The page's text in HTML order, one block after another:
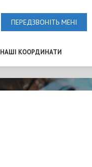
ПЕРЕДЗВОНІТЬ МЕНІ
НАШІ КООРДИНАТИ